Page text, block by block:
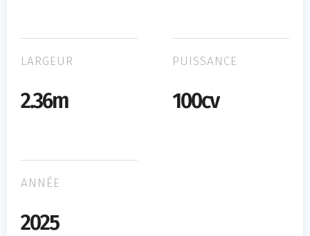
LARGEUR
2.36m
PUISSANCE
100cv
ANNÉE
2025